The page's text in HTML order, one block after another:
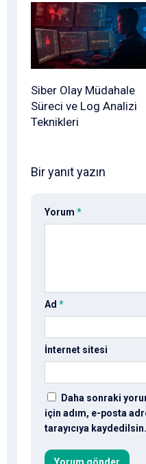
Siber Olay Müdahale
Süreci ve Log Analizi
Teknikleri
Bir yanıt yazın
Yorum *
Ad *
İnternet sitesi
Daha sonraki
için adım, e-posta
tarayıcıya kaydedilsin.